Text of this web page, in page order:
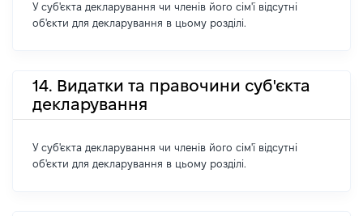
У суб'єкта декларування чи членів його сім'ї відсутні
об'єкти для декларування в цьому розділі.
14. Видатки та правочини суб'єкта
декларування
У суб'єкта декларування чи членів його сім'ї відсутні
об'єкти для декларування в цьому розділі.